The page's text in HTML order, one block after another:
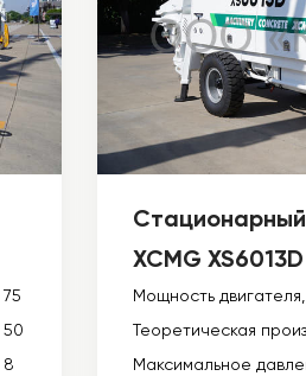
75
50
8
XCMG XS6013D
Мощность
Теоретическая
Максимальное